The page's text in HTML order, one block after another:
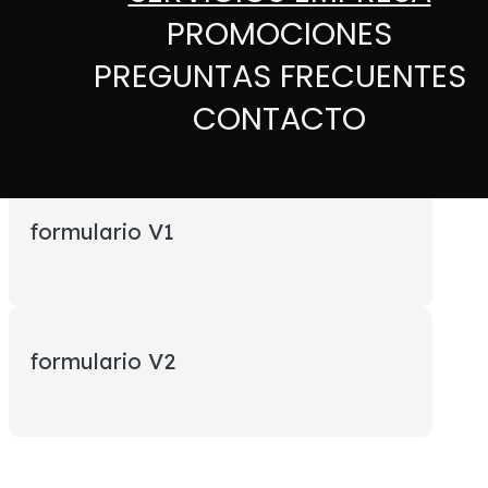
PROMOCIONES
PREGUNTAS FRECUENTES
CONTACTO
formulario V1
formulario V2